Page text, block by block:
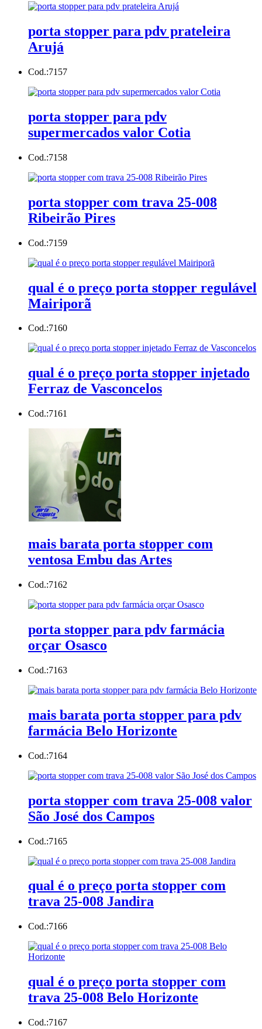
porta stopper para pdv prateleira
Arujá
Cod.:7157
porta stopper para pdv
supermercados valor Cotia
Cod.:7158
porta stopper com trava 25-008
Ribeirão Pires
Cod.:7159
qual é o preço porta stopper regulável
Mairiporã
Cod.:7160
qual é o preço porta stopper injetado
Ferraz de Vasconcelos
Cod.:7161
mais barata porta stopper com
ventosa Embu das Artes
Cod.:7162
porta stopper para pdv farmácia
orçar Osasco
Cod.:7163
mais barata porta stopper para pdv
farmácia Belo Horizonte
Cod.:7164
porta stopper com trava 25-008 valor
São José dos Campos
Cod.:7165
qual é o preço porta stopper com
trava 25-008 Jandira
Cod.:7166
qual é o preço porta stopper com
trava 25-008 Belo Horizonte
Cod.:7167